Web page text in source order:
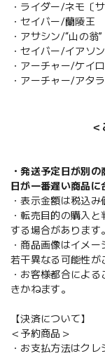
・ライダー/ネモ〔サ
・セイバー/蘭陵王
・アサシン/“山の翁”
・セイバー/イアソン
・アーチャー/ケイ
・アーチャー/アタ
＜
・発送予定日が別
日が一番遅い商品に
・表示金額は税込み
・転売目的の購入
する場合があります。
・商品画像はイメ
若干異なる可能性が
・お客様都合によ
きかねます。
【決済について】
＜予約商品＞
・お支払方法はク